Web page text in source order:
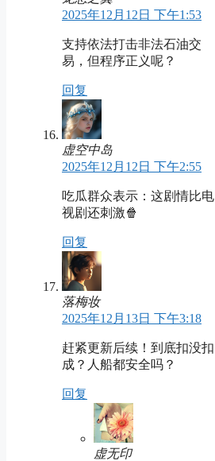
2025年12月12日 下午1:53
支持依法打击非法石油交
易，但程序正义呢？
回复
虚空中岛
2025年12月12日 下午2:55
吃瓜群众表示：这剧情比电
视剧还刺激🍿
回复
落梅妆
2025年12月13日 下午3:18
赶紧更新后续！到底扣没扣
成？人船都安全吗？
回复
虚无印